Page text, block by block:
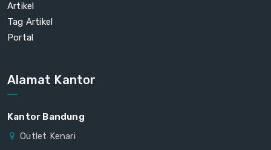
Artikel
Tag Artikel
Portal
Alamat Kantor
Kantor Bandung
Outlet Kenari